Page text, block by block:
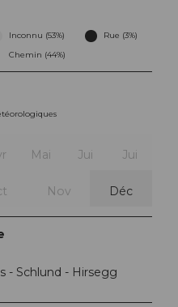
Inconnu (53%)
Rue (3%)
Chemin (44%)
Mai Jui Jui
Nov Déc
- Schlund - Hirsegg